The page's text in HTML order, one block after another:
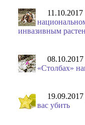
инвазивным
«Столбах»
вас убить